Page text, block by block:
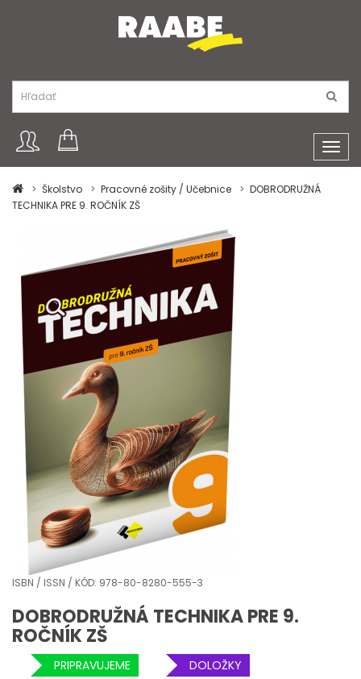
Školstvo
Pracovné zošity / Učebnice
DOBRODRUŽNÁ
TECHNIKA PRE 9. ROČNÍK ZŠ
ISBN / ISSN / KÓD: 978-80-8280-555-3
DOBRODRUŽNÁ TECHNIKA PRE 9.
ROČNÍK ZŠ
PRIPRAVUJEME DOLOŽKY